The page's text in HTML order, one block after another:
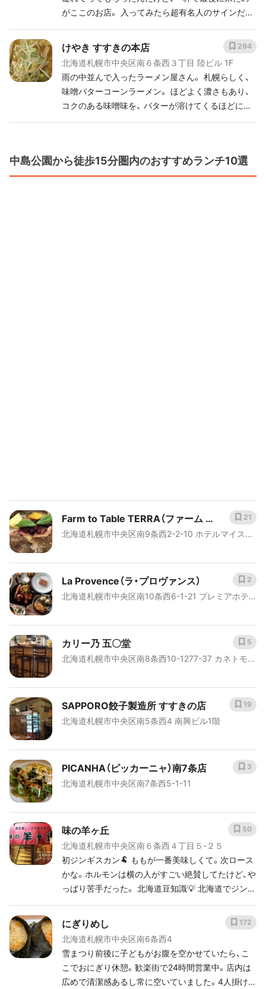
がここのお店。 入ってみたら超有名人のサインだら
けやき すすきの本店
北海道札幌市中央区南６条西３丁目 陸ビル 1F
雨の中並んで入ったラーメン屋さん。 札幌らしく、
味噌バターコーンラーメン。 ほどよく濃さもあり、
コクのある味噌味を、 バターが溶けてくるほどにバ
294
中島公園から徒歩15分圏内のおすすめランチ10選
Farm to Table TERRA（ファーム ト
ゥ テーブル テラ）
北海道札幌市中央区南9条西2-2-10 ホテルマイステ
21
La Provence（ラ・プロヴァンス）
北海道札幌市中央区南10条西6-1-21 プレミアホテ
2
カリー乃 五〇堂
北海道札幌市中央区南8条西10-1277-37 カネトモビ
5
SAPPORO餃子製造所 すすきの店
北海道札幌市中央区南5条西4 南興ビル1階
19
PICANHA（ピッカーニャ）南7条店
北海道札幌市中央区南7条西5-1-11
3
味の羊ヶ丘
北海道札幌市中央区南６条西４丁目５-２５
初ジンギスカン🐏 ももが一番美味しくて。次ロース
かな。ホルモンは横の人がすごい絶賛してたけど、や
っぱり苦手だった。 北海道豆知識💡 北海道でジンギ
50
にぎりめし
北海道札幌市中央区南6条西4
雪まつり前後に子どもがお腹を空かせていたら、こ
こでおにぎり休憩。歓楽街で24時間営業中。店内は
広めで清潔感あるし常に空いていました。4人掛けテ
172